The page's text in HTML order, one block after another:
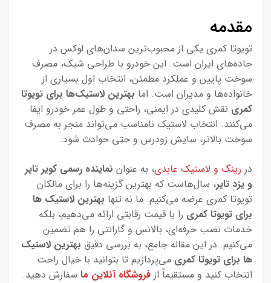
مقدمه
تویوتا کمری یکی از محبوب‌ترین سدان‌های لوکس در
جاده‌های ایران است. این خودرو با طراحی شیک، مصرف
سوخت پایین و عملکرد مطمئن، انتخاب اول بسیاری از
خانواده‌ها و مدیران است. اما بهترین لاستیک‌ها برای تویوتا
کمری نقش کلیدی در ایمنی، راحتی و طول عمر خودرو ایفا
می‌کنند. انتخاب لاستیک نامناسب می‌تواند منجر به مصرف
سوخت بالاتر، سایش زودرس و حتی حوادث شود.
در رینگ و لاستیک عابدی، به عنوان نماینده رسمی کویر تایر
و یزد تایر، سال‌هاست که بهترین گزینه‌ها را برای مالکان
تویوتا کمری عرضه می‌کنیم. ما نه تنها بهترین لاستیک ها
برای تویوتا کمری را با قیمت رقابتی ارائه می‌دهیم، بلکه
خدمات نصب حرفه‌ای، بالانس و گارانتی را هم تضمین
می‌کنیم. در این مقاله جامع، به بررسی دقیق بهترین لاستیک
ها برای تویوتا کمری می‌پردازیم تا بتوانید با خیال راحت
انتخاب کنید و مستقیماً از فروشگاه آنلاین ما سفارش دهید.